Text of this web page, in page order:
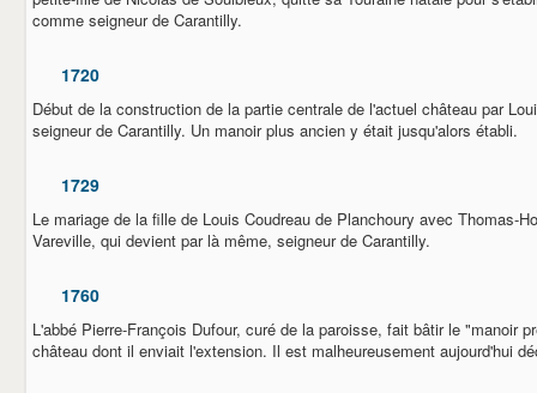
comme seigneur de Carantilly.
1720
Début de la construction de la partie centrale de l'actuel château par
seigneur de Carantilly. Un manoir plus ancien y était jusqu'alors établi.
1729
Le mariage de la fille de Louis Coudreau de Planchoury avec Thomas-
Vareville, qui devient par là même, seigneur de Carantilly.
1760
L'abbé Pierre-François Dufour, curé de la paroisse, fait bâtir le "manoir
château dont il enviait l'extension. Il est malheureusement aujourd'hui